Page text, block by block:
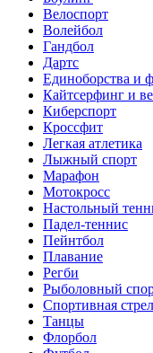
Велоспорт
Волейбол
Гандбол
Дартс
Единоборства и
Кайтсерфинг и
Киберспорт
Кроссфит
Легкая атлетика
Лыжный спорт
Марафон
Мотокросс
Настольный
Падел-теннис
Пейнтбол
Плавание
Регби
Рыболовный
Спортивная
Танцы
Флорбол